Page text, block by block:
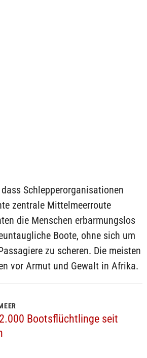
Schlepperorganisationen
zentrale Mittelmeerroute
die Menschen erbarmungslos
Boote, ohne sich um
zu scheren. Die meisten
vor Armut und Gewalt in Afrika.
Bootsflüchtlinge seit